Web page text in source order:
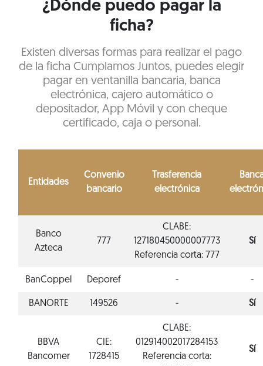
¿Dónde puedo pagar la
ficha?
Existen diversas formas para realizar el pago
de la ficha Cumplamos Juntos, puedes elegir
pagar en ventanilla bancaria, banca
electrónica, cajero automático o
depositador, App Móvil y con cheque
certificado, caja o personal.
Entidades
Convenio
bancario
Trasferencia
electrónica
Banco
Azteca
777
CLABE:
127180450000007773
Referencia corta: 777
Sí
BanCoppel Deporef - -
BANORTE 149526 - Sí
BBVA
Bancomer
CIE:
1728415
CLABE:
012914002017284153
Referencia corta:
Sí